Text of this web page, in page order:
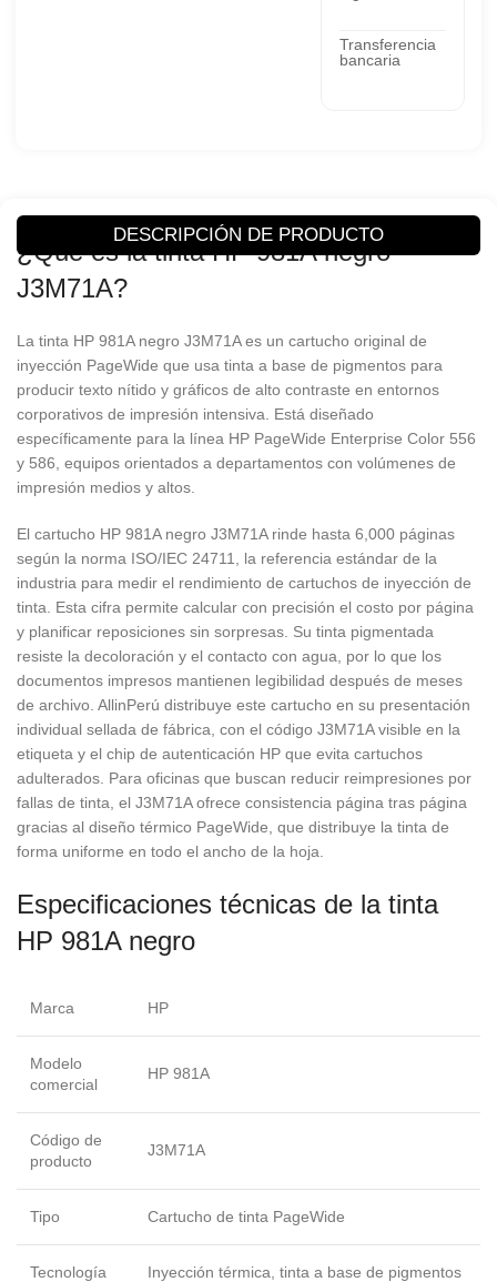
Compatibilidad
Page Wide
Pro
Color Negro
Rendimiento
6,000
Páginas
Marca
Hewlett-
Condición Original
Transferencia
bancaria
DESCRIPCIÓN DE PRODUCTO
¿Qué es la tinta HP 981A negro
J3M71A?
La tinta HP 981A negro J3M71A es un cartucho original de
inyección PageWide que usa tinta a base de pigmentos para
producir texto nítido y gráficos de alto contraste en entornos
corporativos de impresión intensiva. Está diseñado
específicamente para la línea HP PageWide Enterprise Color 556
y 586, equipos orientados a departamentos con volúmenes de
impresión medios y altos.
El cartucho HP 981A negro J3M71A rinde hasta 6,000 páginas
según la norma ISO/IEC 24711, la referencia estándar de la
industria para medir el rendimiento de cartuchos de inyección de
tinta. Esta cifra permite calcular con precisión el costo por página
y planificar reposiciones sin sorpresas. Su tinta pigmentada
resiste la decoloración y el contacto con agua, por lo que los
documentos impresos mantienen legibilidad después de meses
de archivo. AllinPerú distribuye este cartucho en su presentación
individual sellada de fábrica, con el código J3M71A visible en la
etiqueta y el chip de autenticación HP que evita cartuchos
adulterados. Para oficinas que buscan reducir reimpresiones por
fallas de tinta, el J3M71A ofrece consistencia página tras página
gracias al diseño térmico PageWide, que distribuye la tinta de
forma uniforme en todo el ancho de la hoja.
Especificaciones técnicas de la tinta
HP 981A negro
Marca HP
Modelo
comercial
HP 981A
Código de
producto
J3M71A
Tipo Cartucho de tinta PageWide
Tecnología Inyección térmica, tinta a base de pigmentos